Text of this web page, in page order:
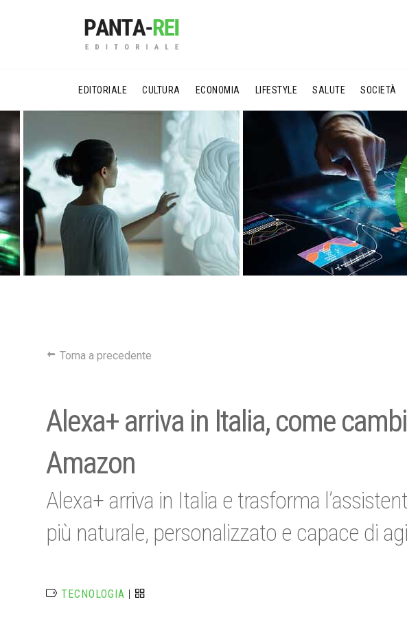
EDITORIALE CULTURA ECONOMIA LIFESTYLE SALUTE SOCIETÀ
Torna a precedente
Alexa+ arriva in Italia, come
Amazon
Alexa+ arriva in Italia e trasforma
più naturale, personalizzato e capace di
TECNOLOGIA |